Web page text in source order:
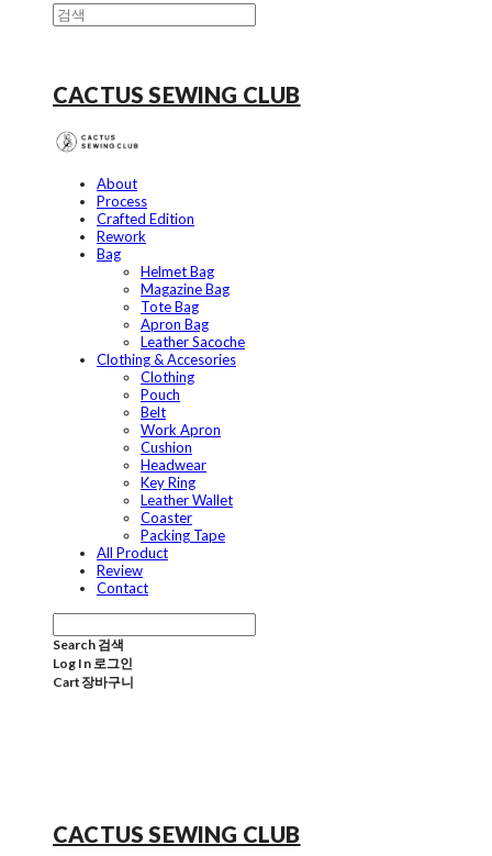
CACTUS SEWING CLUB
About
Process
Crafted Edition
Rework
Bag
Helmet Bag
Magazine Bag
Tote Bag
Apron Bag
Leather Sacoche
Clothing & Accesories
Clothing
Pouch
Belt
Work Apron
Cushion
Headwear
Key Ring
Leather Wallet
Coaster
Packing Tape
All Product
Review
Contact
Search 검색
Log In 로그인
Cart 장바구니
CACTUS SEWING CLUB